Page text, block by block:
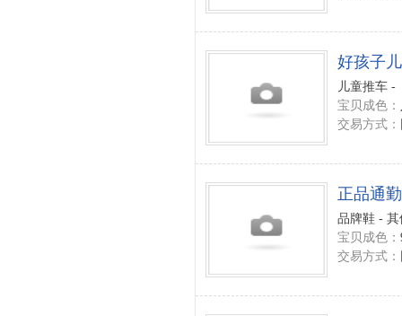
好孩子
儿童推车 -
宝贝成色：
交易方式：
正品通
品牌鞋 - 其
宝贝成色：
交易方式：